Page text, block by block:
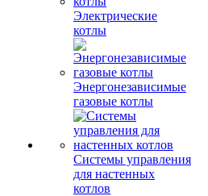
Электрические
котлы
Энергонезависимые
газовые котлы
Системы управления
для настенных
котлов